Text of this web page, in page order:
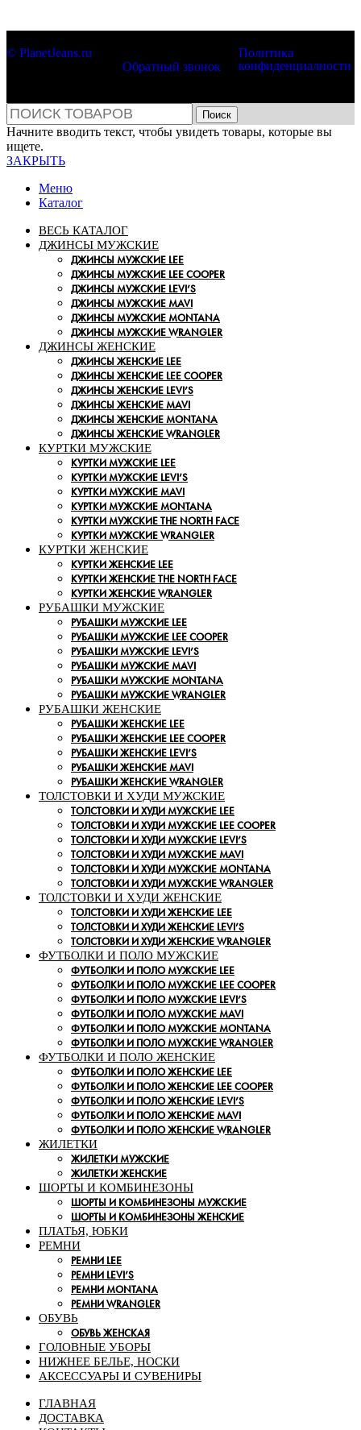
© PlanetJeans.ru
Обратный звонок
Политика
конфиденциалности
Поиск
Начните вводить текст, чтобы увидеть товары, которые вы
ищете.
ЗАКРЫТЬ
Меню
Каталог
ВЕСЬ КАТАЛОГ
ДЖИНСЫ МУЖСКИЕ
ДЖИНСЫ МУЖСКИЕ LEE
ДЖИНСЫ МУЖСКИЕ LEE COOPER
ДЖИНСЫ МУЖСКИЕ LEVI’S
ДЖИНСЫ МУЖСКИЕ MAVI
ДЖИНСЫ МУЖСКИЕ MONTANA
ДЖИНСЫ МУЖСКИЕ WRANGLER
ДЖИНСЫ ЖЕНСКИЕ
ДЖИНСЫ ЖЕНСКИЕ LEE
ДЖИНСЫ ЖЕНСКИЕ LEE COOPER
ДЖИНСЫ ЖЕНСКИЕ LEVI’S
ДЖИНСЫ ЖЕНСКИЕ MAVI
ДЖИНСЫ ЖЕНСКИЕ MONTANA
ДЖИНСЫ ЖЕНСКИЕ WRANGLER
КУРТКИ МУЖСКИЕ
КУРТКИ МУЖСКИЕ LEE
КУРТКИ МУЖСКИЕ LEVI’S
КУРТКИ МУЖСКИЕ MAVI
КУРТКИ МУЖСКИЕ MONTANA
КУРТКИ МУЖСКИЕ THE NORTH FACE
КУРТКИ МУЖСКИЕ WRANGLER
КУРТКИ ЖЕНСКИЕ
КУРТКИ ЖЕНСКИЕ LEE
КУРТКИ ЖЕНСКИЕ THE NORTH FACE
КУРТКИ ЖЕНСКИЕ WRANGLER
РУБАШКИ МУЖСКИЕ
РУБАШКИ МУЖСКИЕ LEE
РУБАШКИ МУЖСКИЕ LEE COOPER
РУБАШКИ МУЖСКИЕ LEVI’S
РУБАШКИ МУЖСКИЕ MAVI
РУБАШКИ МУЖСКИЕ MONTANA
РУБАШКИ МУЖСКИЕ WRANGLER
РУБАШКИ ЖЕНСКИЕ
РУБАШКИ ЖЕНСКИЕ LEE
РУБАШКИ ЖЕНСКИЕ LEE COOPER
РУБАШКИ ЖЕНСКИЕ LEVI’S
РУБАШКИ ЖЕНСКИЕ MAVI
РУБАШКИ ЖЕНСКИЕ WRANGLER
ТОЛСТОВКИ И ХУДИ МУЖСКИЕ
ТОЛСТОВКИ И ХУДИ МУЖСКИЕ LEE
ТОЛСТОВКИ И ХУДИ МУЖСКИЕ LEE COOPER
ТОЛСТОВКИ И ХУДИ МУЖСКИЕ LEVI’S
ТОЛСТОВКИ И ХУДИ МУЖСКИЕ MAVI
ТОЛСТОВКИ И ХУДИ МУЖСКИЕ MONTANA
ТОЛСТОВКИ И ХУДИ МУЖСКИЕ WRANGLER
ТОЛСТОВКИ И ХУДИ ЖЕНСКИЕ
ТОЛСТОВКИ И ХУДИ ЖЕНСКИЕ LEE
ТОЛСТОВКИ И ХУДИ ЖЕНСКИЕ LEVI’S
ТОЛСТОВКИ И ХУДИ ЖЕНСКИЕ WRANGLER
ФУТБОЛКИ И ПОЛО МУЖСКИЕ
ФУТБОЛКИ И ПОЛО МУЖСКИЕ LEE
ФУТБОЛКИ И ПОЛО МУЖСКИЕ LEE COOPER
ФУТБОЛКИ И ПОЛО МУЖСКИЕ LEVI’S
ФУТБОЛКИ И ПОЛО МУЖСКИЕ MAVI
ФУТБОЛКИ И ПОЛО МУЖСКИЕ MONTANA
ФУТБОЛКИ И ПОЛО МУЖСКИЕ WRANGLER
ФУТБОЛКИ И ПОЛО ЖЕНСКИЕ
ФУТБОЛКИ И ПОЛО ЖЕНСКИЕ LEE
ФУТБОЛКИ И ПОЛО ЖЕНСКИЕ LEE COOPER
ФУТБОЛКИ И ПОЛО ЖЕНСКИЕ LEVI’S
ФУТБОЛКИ И ПОЛО ЖЕНСКИЕ MAVI
ФУТБОЛКИ И ПОЛО ЖЕНСКИЕ WRANGLER
ЖИЛЕТКИ
ЖИЛЕТКИ МУЖСКИЕ
ЖИЛЕТКИ ЖЕНСКИЕ
ШОРТЫ И КОМБИНЕЗОНЫ
ШОРТЫ И КОМБИНЕЗОНЫ МУЖСКИЕ
ШОРТЫ И КОМБИНЕЗОНЫ ЖЕНСКИЕ
ПЛАТЬЯ, ЮБКИ
РЕМНИ
РЕМНИ LEE
РЕМНИ LEVI’S
РЕМНИ MONTANA
РЕМНИ WRANGLER
ОБУВЬ
ОБУВЬ ЖЕНСКАЯ
ГОЛОВНЫЕ УБОРЫ
НИЖНЕЕ БЕЛЬЕ, НОСКИ
АКСЕССУАРЫ И СУВЕНИРЫ
ГЛАВНАЯ
ДОСТАВКА